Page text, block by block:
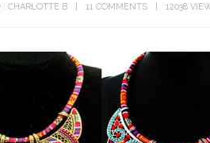
: CHARLOTTE B 11 COMMENTS 12038